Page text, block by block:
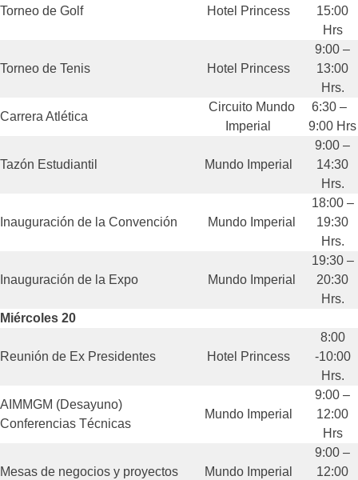
Torneo de Golf Hotel Princess
15:00
Hrs
Torneo de Tenis Hotel Princess
9:00 –
13:00
Hrs.
Carrera Atlética
Circuito Mundo
Imperial
6:30 –
9:00 Hrs
Tazón Estudiantil Mundo Imperial
9:00 –
14:30
Hrs.
Inauguración de la Convención Mundo Imperial
18:00 –
19:30
Hrs.
Inauguración de la Expo Mundo Imperial
19:30 –
20:30
Hrs.
Miércoles 20
Reunión de Ex Presidentes Hotel Princess
8:00
-10:00
Hrs.
AIMMGM (Desayuno)
Conferencias Técnicas
Mundo Imperial
9:00 –
12:00
Hrs
Mesas de negocios y proyectos Mundo Imperial
9:00 –
12:00